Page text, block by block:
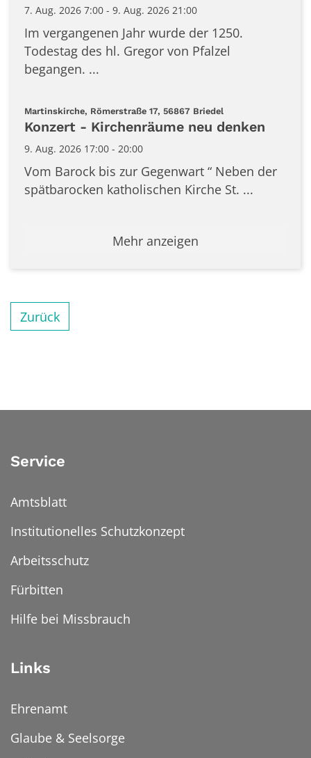
7. Aug. 2026 7:00 - 9. Aug. 2026 21:00
Im vergangenen Jahr wurde der 1250.
Todestag des hl. Gregor von Pfalzel
begangen. ...
Martinskirche, Römerstraße 17, 56867 Briedel:
Konzert - Kirchenräume neu denken
9. Aug. 2026 17:00 - 20:00
Vom Barock bis zur Gegenwart “ Neben der
spätbarocken katholischen Kirche St. ...
Mehr anzeigen
Zurück
Service
Amtsblatt
Institutionelles Schutzkonzept
Arbeitsschutz
Fürbitten
Hilfe bei Missbrauch
Links
Ehrenamt
Glaube & Seelsorge